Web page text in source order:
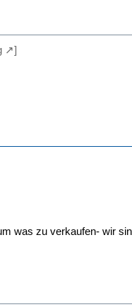
]
was zu verkaufen- wir